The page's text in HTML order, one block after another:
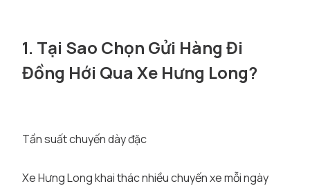
1. Tại Sao Chọn Gửi Hàng Đi
Đồng Hới Qua Xe Hưng Long?
Tần suất chuyến dày đặc
Xe Hưng Long khai thác nhiều chuyến xe mỗi ngày